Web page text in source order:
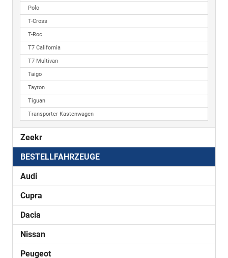
Polo
T-Cross
T-Roc
T7 California
T7 Multivan
Taigo
Tayron
Tiguan
Transporter Kastenwagen
Zeekr
BESTELLFAHRZEUGE
Audi
Cupra
Dacia
Nissan
Peugeot